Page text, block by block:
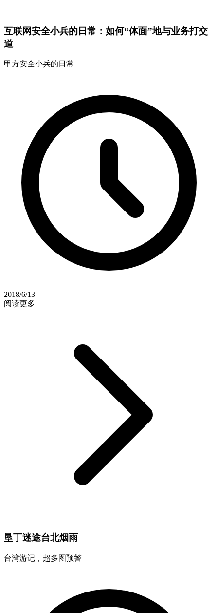
互联网安全小兵的日常：如何“体面”地与业务打交
道
甲方安全小兵的日常
2018/6/13
阅读更多
垦丁迷途台北烟雨
台湾游记，超多图预警